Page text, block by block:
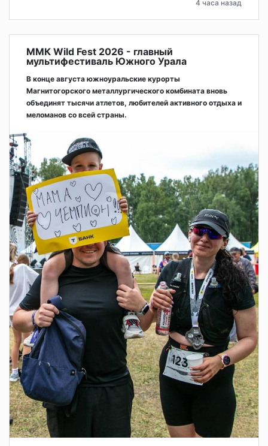
4 часа назад
ММК Wild Fest 2026 - главный
мультифестиваль Южного Урала
В конце августа южноуральские курорты
Магнитогорского металлургического комбината вновь
объединят тысячи атлетов, любителей активного отдыха и
меломанов со всей страны.